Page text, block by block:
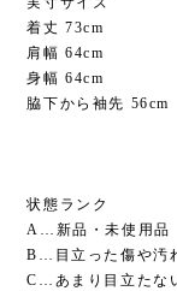
着丈 73cm
肩幅 64cm
身幅 64cm
脇下から袖先 56cm
状態ランク
A…新品・未使用品
B…目立った傷や汚
C…あまり目立たな